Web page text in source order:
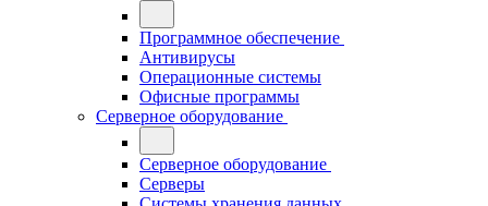
Программное обеспечение
Антивирусы
Операционные системы
Офисные программы
Серверное оборудование
Серверное оборудование
Серверы